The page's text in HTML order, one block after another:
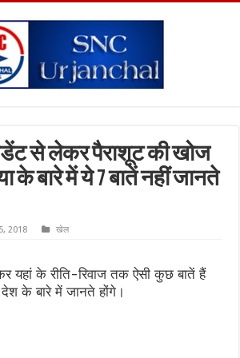
से लेकर पैराशूट की खोज
के बारे में ये 7 बातें नहीं जानते
2018 खेल
के रीति-रिवाज तक ऐसी कुछ बातें हैं
के बारे में जानते होंगे।